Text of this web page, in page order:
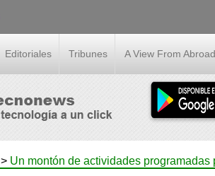
Editoriales Tribunes A View From Abroad
> Un montón de actividades